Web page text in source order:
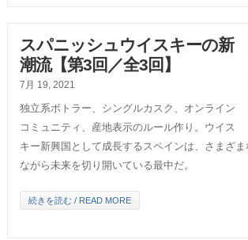
スパニッシュウイスキーの新
潮流【第3回／全3回】
7月 19, 2021
独立系ボトラー、シングルカスク、オンライン
コミュニティ、産地表示のルール作り。ウイス
キー新興国として成長するスペインは、さまざま
ながら未来を切り開いている最中だ。
続きを読む / READ MORE